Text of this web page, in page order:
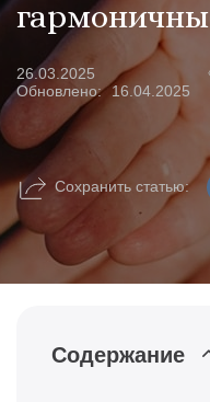
26.03.2025
Обновлено: 16.04.2025
Сохранить статью:
Содержание